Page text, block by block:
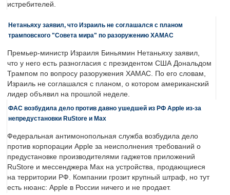
истребителей.
Нетаньяху заявил, что Израиль не соглашался с планом
трамповского "Совета мира" по разоружению ХАМАС
Премьер-министр Израиля Биньямин Нетаньяху заявил,
что у него есть разногласия с президентом США Дональдом
Трампом по вопросу разоружения ХАМАС. По его словам,
Израиль не соглашался с планом, о котором американский
лидер объявил на прошлой неделе.
ФАС возбудила дело против давно ушедшей из РФ Apple из-за
непредустановки RuStore и Max
Федеральная антимонопольная служба возбудила дело
против корпорации Apple за неисполнения требований о
предустановке производителями гаджетов приложений
RuStore и мессенджера Max на устройства, продающиеся
на территории РФ. Компании грозит крупный штраф, но тут
есть нюанс: Apple в России ничего и не продает.